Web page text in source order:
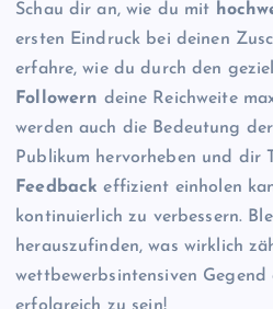
Schau dir an, wie du mit
ersten Eindruck bei deinen
erfahre, wie du durch den
Followern deine Reichweite
werden auch die Bedeutung der
Publikum hervorheben und dir
Feedback effizient einholen
kontinuierlich zu verbessern.
herauszufinden, was wirklich
wettbewerbsintensiven Gegend